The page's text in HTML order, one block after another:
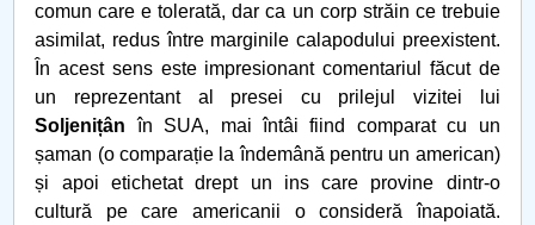
In memoriam Luiza Petre PARVAN
Un model socio-politic deformat
Nu se practica libertatea, nu exista proces dialogic
POVESTEA CENTRULUI GEOGRAFIC AL ROMANIEI
comun care e tolerată, dar ca un corp străin ce trebuie
asimilat, redus între marginile calapodului preexistent.
În acest sens este impresionant comentariul făcut de
un reprezentant al presei cu prilejul vizitei lui
Soljenițân în SUA, mai întâi fiind comparat cu un
șaman (o comparație la îndemână pentru un american)
și apoi etichetat drept un ins care provine dintr-o
cultură pe care americanii o consideră înapoiată.